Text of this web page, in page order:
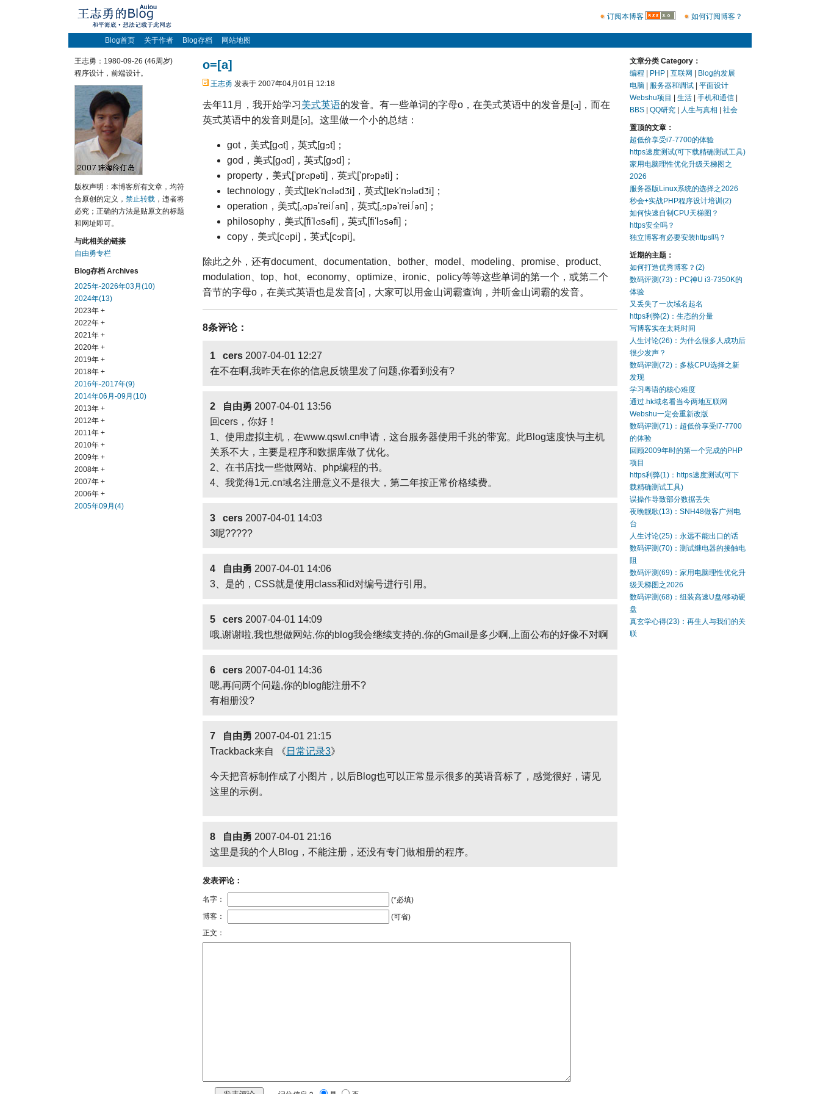
订阅本博客 如何订阅博客？
Blog首页 关于作者 Blog存档 网站地图
o=[a]
王志勇 发表于 2007年04月01日 12:18
去年11月，我开始学习美式英语的发音。有一些单词的字母o，在美式英语中的发音是[ ]，而在
英式英语中的发音则是[ ]。这里做一个小的总结：
got，美式[g t]，英式[g t]；
god，美式[g d]，英式[g d]；
property，美式['pr p ti]，英式['pr p ti]；
technology，美式[tek'n
d i]，英式[tek'n d
i]；
operation，美式[,
p 'rei n]，英式[, p 'rei
n]；
philosophy，美式[fi'l
s fi]，英式[fi'l s fi]；
copy，美式[c pi]，英式[c pi]。
除此之外，还有document、documentation、bother、model、modeling、promise、product、
modulation、top、hot、economy、optimize、ironic、policy等等这些单词的第一个，或第二个
音节的字母o，在美式英语也是发音[ ]，大家可以用金山词霸查询，并听金山词霸的发音。
8条评论：
1 cers 2007-04-01 12:27
在不在啊,我昨天在你的信息反馈里发了问题,你看到没有?
2 自由勇 2007-04-01 13:56
回cers，你好！
1、使用虚拟主机，在www.qswl.cn申请，这台服务器使用千兆的带宽。此Blog速度快与主机
关系不大，主要是程序和数据库做了优化。
2、在书店找一些做网站、php编程的书。
4、我觉得1元.cn域名注册意义不是很大，第二年按正常价格续费。
3 cers 2007-04-01 14:03
3呢?????
4 自由勇 2007-04-01 14:06
3、是的，CSS就是使用class和id对编号进行引用。
5 cers 2007-04-01 14:09
哦,谢谢啦,我也想做网站,你的blog我会继续支持的,你的Gmail是多少啊,上面公布的好像不对啊
6 cers 2007-04-01 14:36
嗯,再问两个问题,你的blog能注册不?
有相册没?
7 自由勇 2007-04-01 21:15
Trackback来自 《 日常记录3》
今天把音标制作成了小图片，以后Blog也可以正常显示很多的英语音标了，感觉很好，请见
这里的示例。
8 自由勇 2007-04-01 21:16
这里是我的个人Blog，不能注册，还没有专门做相册的程序。
发表评论：
名字：
(*必填)
博客：
(可省)
正文：
文章分类 Category：
编程
PHP 互联网
Blog的发展
电脑
服务器和调试
平面设计
Webshu项目
生活 手机和通信
BBS
QQ研究 人生与真相 社会
置顶的文章：
超低价享受i7-7700的体验
https速度测试(可下载精确测试工具)
家用电脑理性优化升级天梯图之
2026
服务器版Linux系统的选择之2026
秒会+实战PHP程序设计培训(2)
如何快速自制CPU天梯图？
https安全吗？
独立博客有必要安装https吗？
近期的主题：
如何打造优秀博客？(2)
数码评测(73)：PC神U i3-7350K的
体验
又丢失了一次域名起名
https利弊(2)：生态的分量
写博客实在太耗时间
人生讨论(26)：为什么很多人成功后
很少发声？
数码评测(72)：多核CPU选择之新
发现
学习粤语的核心难度
通过.hk域名看当今两地互联网
Webshu一定会重新改版
数码评测(71)：超低价享受i7-7700
的体验
回顾2009年时的第一个完成的PHP
项目
https利弊(1)：https速度测试(可下
载精确测试工具)
误操作导致部分数据丢失
夜晚靓歌(13)：SNH48做客广州电
台
人生讨论(25)：永远不能出口的话
数码评测(70)：测试继电器的接触电
阻
数码评测(69)：家用电脑理性优化升
级天梯图之2026
数码评测(68)：组装高速U盘/移动硬
盘
真玄学心得(23)：再生人与我们的关
联
王志勇：1980-09-26 (46周岁)
程序设计，前端设计。
版权声明：本博客所有文章，均符
合原创的定义， 禁止转载 ，违者将
必究；正确的方法是贴原文的标题
和网址即可。
与此相关的链接
自由勇专栏
Blog存档 Archives
2025年-2026年03月(10)
2024年(13)
2023年 +
2022年 +
2021年 +
2020年 +
2019年 +
2018年 +
2016年-2017年(9)
2014年06月-09月(10)
2013年 +
2012年 +
2011年 +
2010年 +
2009年 +
2008年 +
2007年 +
2006年 +
2005年09月(4)